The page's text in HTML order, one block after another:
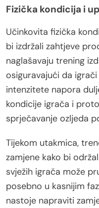
Fizička kondicija i
Učinkovita fizička
bi izdržali zahtjeve
naglašavaju trening
osiguravajući da
intenzitete napora
kondicije igrača i
sprječavanje ozljeda
Tijekom utakmica,
zamjene kako bi
svježih igrača može
posebno u kasnijim
nastoje napraviti